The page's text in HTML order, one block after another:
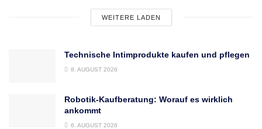
WEITERE LADEN
Technische Intimprodukte kaufen und pflegen
8. AUGUST 2026
Robotik-Kaufberatung: Worauf es wirklich
ankommt
6. AUGUST 2026